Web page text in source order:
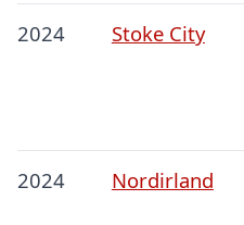
2024 Stoke City
2024 Nordirland